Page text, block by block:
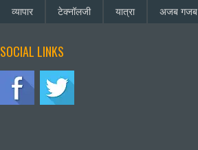
व्यापार
टेक्नॉलजी यात्रा अजब गजब
SOCIAL LINKS